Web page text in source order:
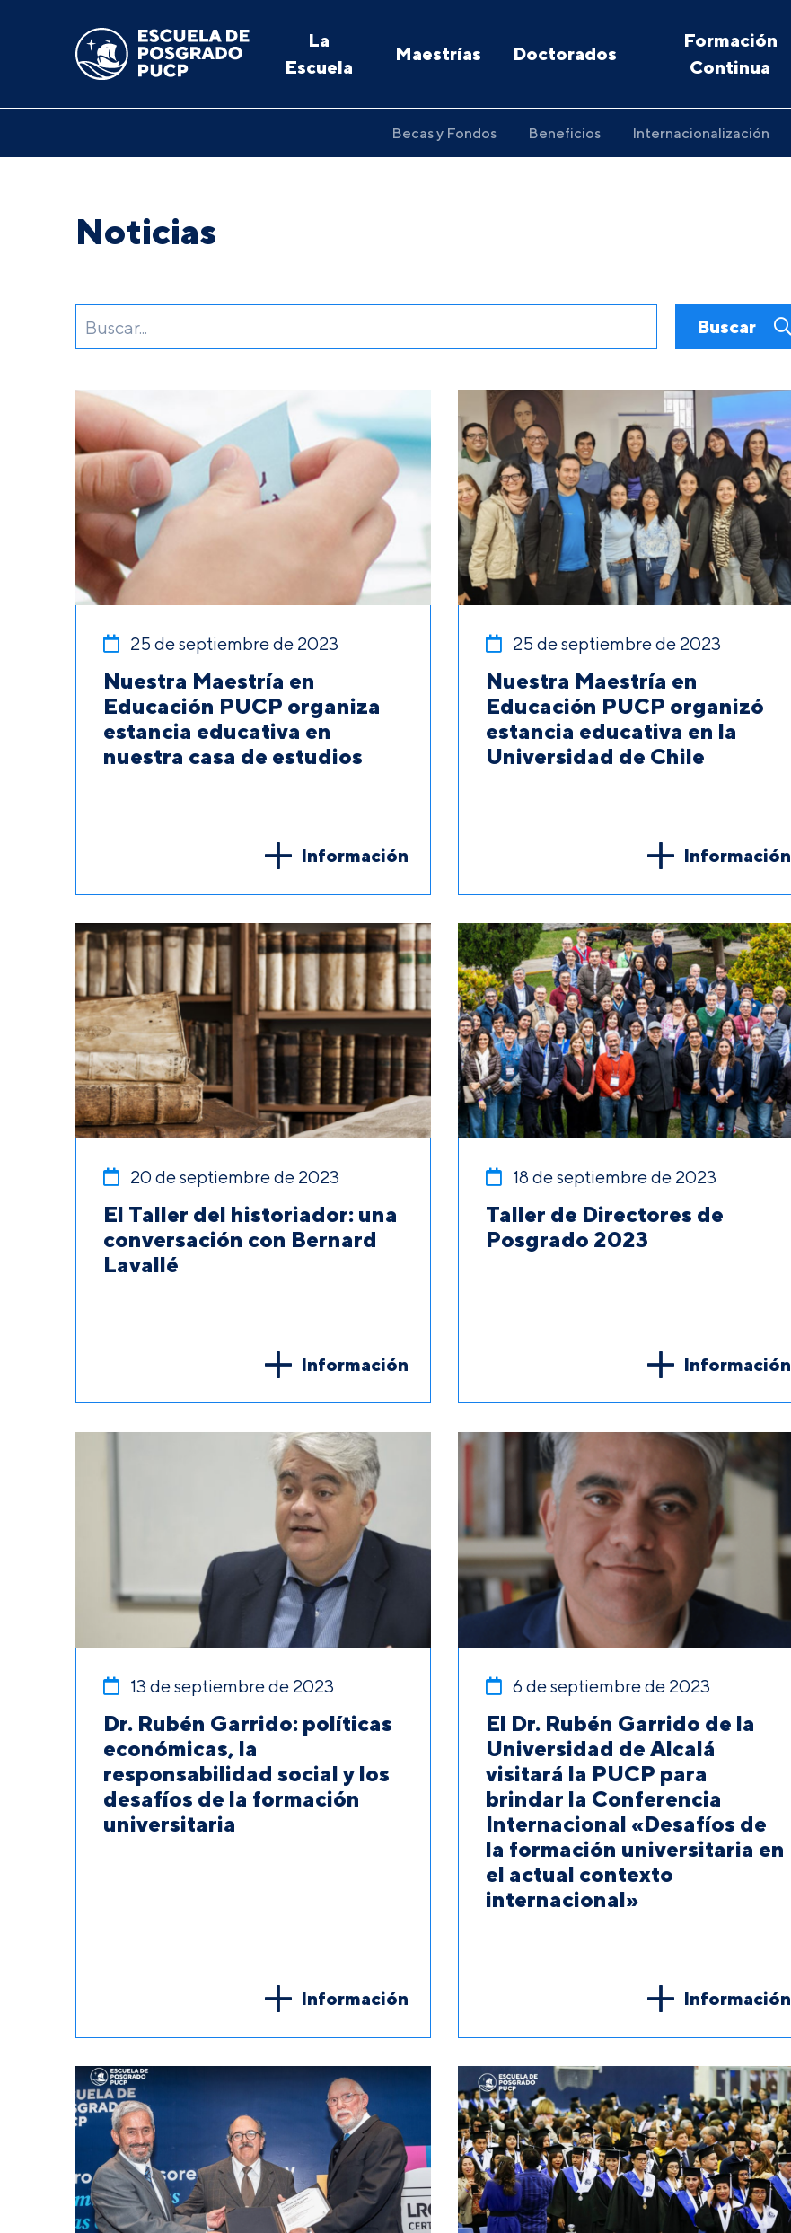
La
Escuela
Maestrías Doctorados
Formación
Continua
Becas y Fondos Beneficios Internacionalización
Noticias
Buscar
25 de septiembre de 2023
Nuestra Maestría en
Educación PUCP organiza
estancia educativa en
nuestra casa de estudios
Información
25 de septiembre de 2023
Nuestra Maestría en
Educación PUCP organizó
estancia educativa en la
Universidad de Chile
Información
20 de septiembre de 2023
El Taller del historiador: una
conversación con Bernard
Lavallé
Información
18 de septiembre de 2023
Taller de Directores de
Posgrado 2023
Información
13 de septiembre de 2023
Dr. Rubén Garrido: políticas
económicas, la
responsabilidad social y los
desafíos de la formación
universitaria
Información
6 de septiembre de 2023
El Dr. Rubén Garrido de la
Universidad de Alcalá
visitará la PUCP para
brindar la Conferencia
Internacional «Desafíos de
la formación universitaria en
el actual contexto
internacional»
Información